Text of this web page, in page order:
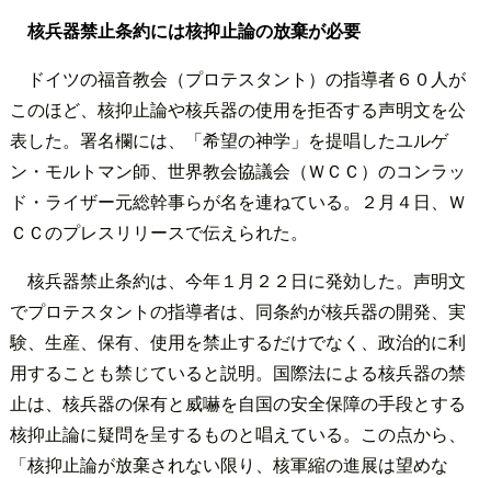
核兵器禁止条約には核抑止論の放棄が必要
ドイツの福音教会（プロテスタント）の指導者６０人が
このほど、核抑止論や核兵器の使用を拒否する声明文を公
表した。署名欄には、「希望の神学」を提唱したユルゲ
ン・モルトマン師、世界教会協議会（ＷＣＣ）のコンラッ
ド・ライザー元総幹事らが名を連ねている。２月４日、Ｗ
ＣＣのプレスリリースで伝えられた。
核兵器禁止条約は、今年１月２２日に発効した。声明文
でプロテスタントの指導者は、同条約が核兵器の開発、実
験、生産、保有、使用を禁止するだけでなく、政治的に利
用することも禁じていると説明。国際法による核兵器の禁
止は、核兵器の保有と威嚇を自国の安全保障の手段とする
核抑止論に疑問を呈するものと唱えている。この点から、
「核抑止論が放棄されない限り、核軍縮の進展は望めな